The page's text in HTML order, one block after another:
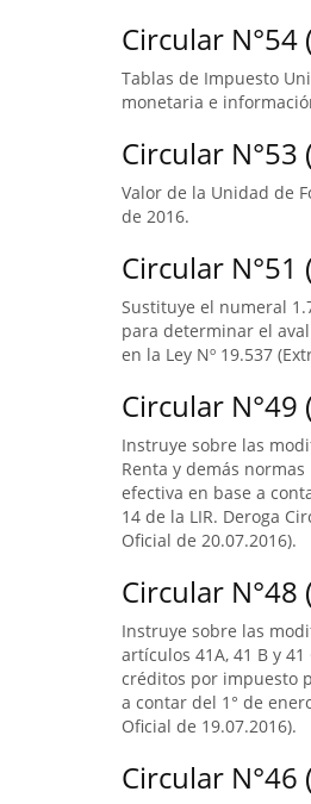
Circular
Tablas de Impuesto
monetaria e
Circular
Valor de la Unidad de
de 2016.
Circular
Sustituye el numeral
para determinar el
en la Ley Nº 19.537
Circular
Instruye sobre las
Renta y demás
efectiva en base a
14 de la LIR. Deroga
Oficial de 20.07.2016).
Circular
Instruye sobre las
artículos 41A, 41 B y
créditos por impuesto
a contar del 1° de
Oficial de 19.07.2016).
Circular